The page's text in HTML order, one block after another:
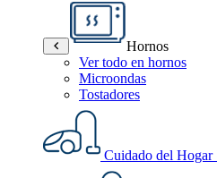
Hornos
Ver todo en hornos
Microondas
Tostadores
Cuidado del Hogar